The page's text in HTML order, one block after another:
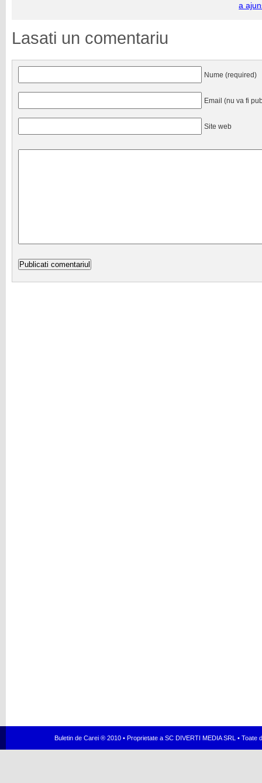
a
Lasati un comentariu
Nume (required)
Email (nu va fi
Site web
Buletin de Carei ® 2010 • Proprietate a SC DIVERTI MEDIA SRL •